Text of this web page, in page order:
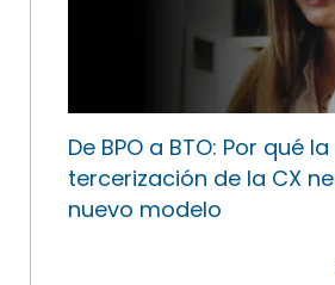
De BPO a BTO: Por qué la
tercerización de la CX
nuevo modelo